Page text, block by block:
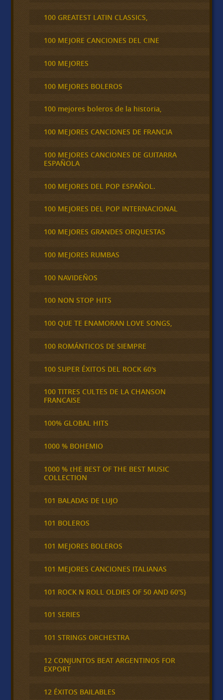
100 GREATEST LATIN CLASSICS,
100 MEJORE CANCIONES DEL CINE
100 MEJORES
100 MEJORES BOLEROS
100 mejores boleros de la historia,
100 MEJORES CANCIONES DE FRANCIA
100 MEJORES CANCIONES DE GUITARRA
ESPAÑOLA
100 MEJORES DEL POP ESPAÑOL.
100 MEJORES DEL POP INTERNACIONAL
100 MEJORES GRANDES ORQUESTAS
100 MEJORES RUMBAS
100 NAVIDEÑOS
100 NON STOP HITS
100 QUE TE ENAMORAN LOVE SONGS,
100 ROMÁNTICOS DE SIEMPRE
100 SUPER ÉXITOS DEL ROCK 60's
100 TITRES CULTES DE LA CHANSON
FRANCAISE
100% GLOBAL HITS
1000 % BOHEMIO
1000 % tHE BEST OF THE BEST MUSIC
COLLECTION
101 BALADAS DE LUJO
101 BOLEROS
101 MEJORES BOLEROS
101 MEJORES CANCIONES ITALIANAS
101 ROCK N ROLL OLDIES OF 50 AND 60'S}
101 SERIES
101 STRINGS ORCHESTRA
12 CONJUNTOS BEAT ARGENTINOS FOR
EXPORT
12 ÉXITOS BAILABLES